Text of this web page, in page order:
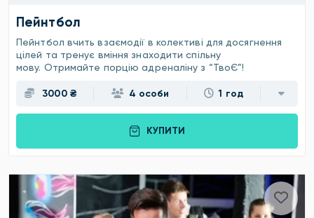
Пейнтбол
Пейнтбол вчить взаємодії в колективі для досягнення
цілей та тренує вміння знаходити спільну
мову. Отримайте порцію адреналіну з “ТвоЄ”!
3000 ₴ 4 особи 1 год
КУПИТИ